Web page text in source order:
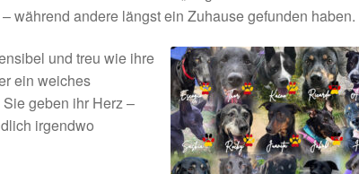
während andere längst ein Zuhause gefunden haben.
und treu wie ihre
ein weiches
geben ihr Herz –
irgendwo